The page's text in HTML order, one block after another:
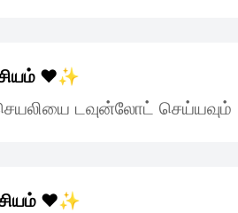
❤️✨
டவுன்லோட் செய்யவும்
❤️✨